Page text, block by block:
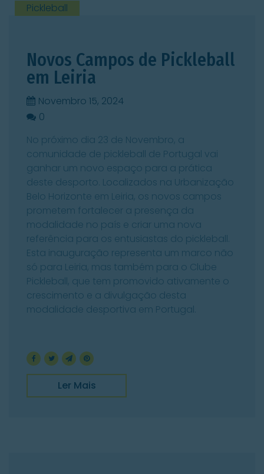
Pickleball
Novos Campos de Pickleball
em Leiria
Novembro 15, 2024
0
0
No próximo dia 23 de Novembro, a
comunidade de pickleball de Portugal vai
ganhar um novo espaço para a prática
deste desporto. Localizados na Urbanização
Belo Horizonte em Leiria, os novos campos
prometem fortalecer a presença da
modalidade no país e criar uma nova
referência para os entusiastas do pickleball.
Esta inauguração representa um marco não
só para Leiria, mas também para o Clube
Pickleball, que tem promovido ativamente o
crescimento e a divulgação desta
modalidade desportiva em Portugal.
Ler Mais